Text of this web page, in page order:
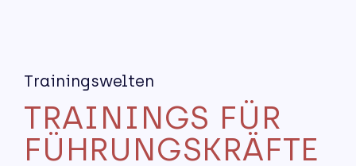
Trainingswelten
TRAININGS FÜR
FÜHRUNGSKRÄFTE